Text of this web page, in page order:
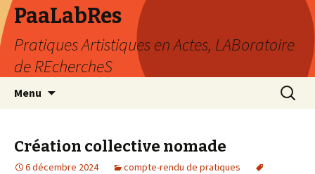
PaaLabRes
Pratiques Artistiques en Actes, LABoratoire
de REchercheS
Menu
Création collective nomade
6 décembre 2024
compte-rendu de pratiques